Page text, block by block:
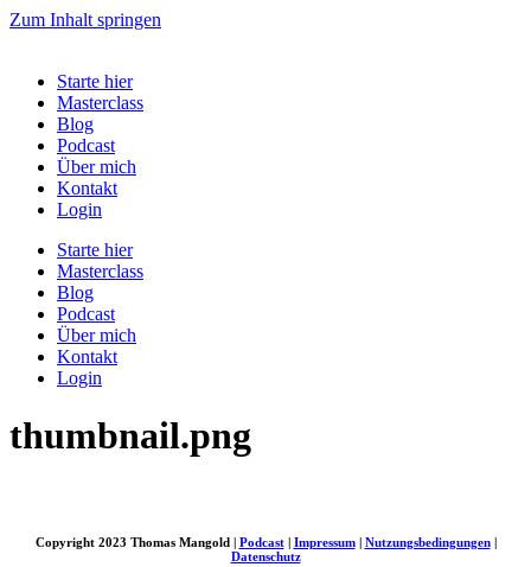
Zum Inhalt springen
Starte hier
Masterclass
Blog
Podcast
Über mich
Kontakt
Login
Starte hier
Masterclass
Blog
Podcast
Über mich
Kontakt
Login
thumbnail.png
Copyright 2023 Thomas Mangold | Podcast| Impressum| Nutzungsbedingungen|
Datenschutz